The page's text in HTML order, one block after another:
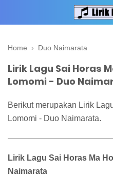
Home › Duo Naimarata
Lirik Lagu Sai Horas
Lomomi - Duo
Berikut merupakan Lirik
Lomomi - Duo Naimarata.
Lirik Lagu Sai Horas Ma
Naimarata